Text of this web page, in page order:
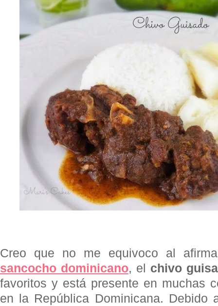
Creo que no me equivoco al
sancocho dominicano, el chivo
favoritos y está presente en muchas
en la República Dominicana. Debido